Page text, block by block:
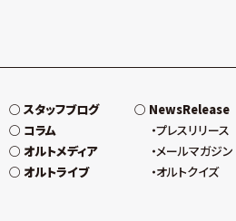
スタッフブログ
コラム
オルトメディア
オルトライブ
NewsRelease
プレスリリース
メールマガジン
オルトクイズ